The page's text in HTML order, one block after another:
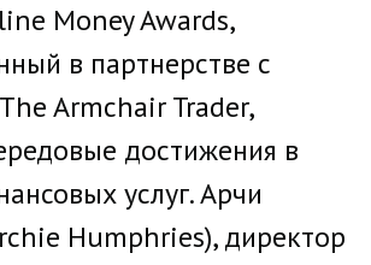
Money Awards,
в партнерстве с
Armchair Trader,
достижения в
услуг. Арчи
Humphries), директор